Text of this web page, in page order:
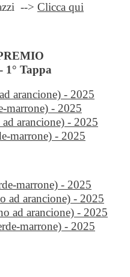
--> Clicca qui
1° Tappa
arancione) - 2025
marrone) - 2025
arancione) - 2025
marrone) - 2025
marrone) - 2025
arancione) - 2025
ad arancione) - 2025
marrone) - 2025